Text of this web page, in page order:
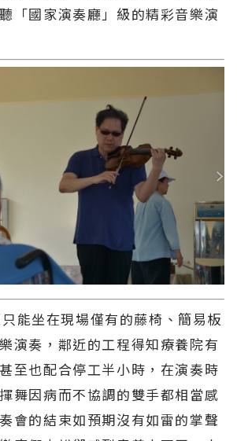
「國家演奏廳」級的精彩音樂演
能坐在現場僅有的藤椅、簡易板
演奏，鄰近的工程得知療養院有
至也配合停工半小時，在演奏時
舞因病而不協調的雙手都相當感
會的結束如預期沒有如雷的掌聲